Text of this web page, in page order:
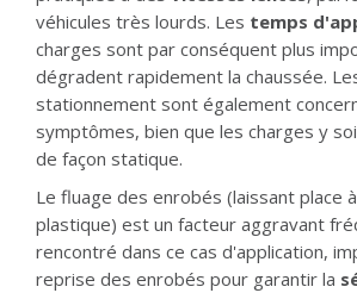
véhicules très lourds. Les temps
charges sont par conséquent plus
dégradent rapidement la chaussée.
stationnement sont également
symptômes, bien que les charges y
de façon statique.
Le fluage des enrobés (laissant place
plastique) est un facteur aggravant
rencontré dans ce cas d'application,
reprise des enrobés pour garantir la